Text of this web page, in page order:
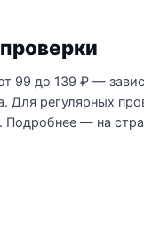
99 до 139 ₽ —
Для регулярных
Подробнее — на